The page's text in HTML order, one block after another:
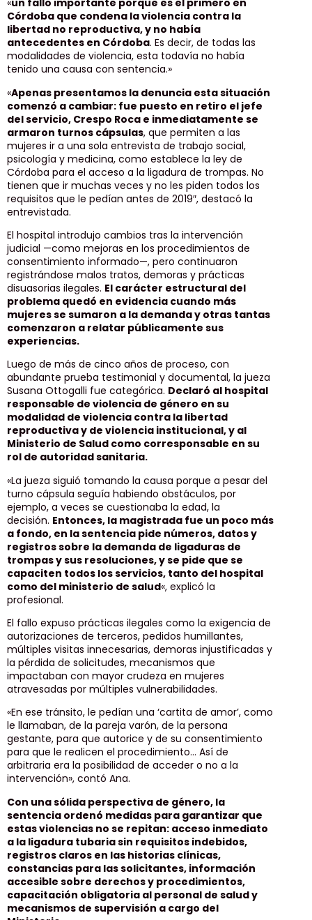
«un fallo importante porque es el primero en
Córdoba que condena la violencia contra la
libertad no reproductiva, y no había
antecedentes en Córdoba. Es decir, de todas las
modalidades de violencia, esta todavía no había
tenido una causa con sentencia.»
«Apenas presentamos la denuncia esta situación
comenzó a cambiar: fue puesto en retiro el jefe
del servicio, Crespo Roca e inmediatamente se
armaron turnos cápsulas, que permiten a las
mujeres ir a una sola entrevista de trabajo social,
psicología y medicina, como establece la ley de
Córdoba para el acceso a la ligadura de trompas. No
tienen que ir muchas veces y no les piden todos los
requisitos que le pedían antes de 2019″, destacó la
entrevistada.
El hospital introdujo cambios tras la intervención
judicial —como mejoras en los procedimientos de
consentimiento informado—, pero continuaron
registrándose malos tratos, demoras y prácticas
disuasorias ilegales. El carácter estructural del
problema quedó en evidencia cuando más
mujeres se sumaron a la demanda y otras tantas
comenzaron a relatar públicamente sus
experiencias.
Luego de más de cinco años de proceso, con
abundante prueba testimonial y documental, la jueza
Susana Ottogalli fue categórica. Declaró al hospital
responsable de violencia de género en su
modalidad de violencia contra la libertad
reproductiva y de violencia institucional, y al
Ministerio de Salud como corresponsable en su
rol de autoridad sanitaria.
«La jueza siguió tomando la causa porque a pesar del
turno cápsula seguía habiendo obstáculos, por
ejemplo, a veces se cuestionaba la edad, la
decisión. Entonces, la magistrada fue un poco más
a fondo, en la sentencia pide números, datos y
registros sobre la demanda de ligaduras de
trompas y sus resoluciones, y se pide que se
capaciten todos los servicios, tanto del hospital
como del ministerio de salud«, explicó la
profesional.
El fallo expuso prácticas ilegales como la exigencia de
autorizaciones de terceros, pedidos humillantes,
múltiples visitas innecesarias, demoras injustificadas y
la pérdida de solicitudes, mecanismos que
impactaban con mayor crudeza en mujeres
atravesadas por múltiples vulnerabilidades.
«En ese tránsito, le pedían una ‘cartita de amor’, como
le llamaban, de la pareja varón, de la persona
gestante, para que autorice y de su consentimiento
para que le realicen el procedimiento… Así de
arbitraria era la posibilidad de acceder o no a la
intervención», contó Ana.
Con una sólida perspectiva de género, la
sentencia ordenó medidas para garantizar que
estas violencias no se repitan: acceso inmediato
a la ligadura tubaria sin requisitos indebidos,
registros claros en las historias clínicas,
constancias para las solicitantes, información
accesible sobre derechos y procedimientos,
capacitación obligatoria al personal de salud y
mecanismos de supervisión a cargo del